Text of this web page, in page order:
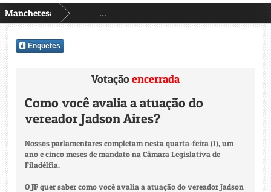
Manchetes:
Enquetes
Votação encerrada
Como você avalia a atuação do
vereador Jadson Aires?
Nossos parlamentares completam nesta quarta-feira (1), um
ano e cinco meses de mandato na Câmara Legislativa de
Filadélfia.
OJFquer saber como você avalia a atuação do vereador Jadson